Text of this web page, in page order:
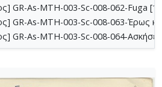
GR-As-MTH-003-Sc-008-062-Fuga
GR-As-MTH-003-Sc-008-063-Έρως
GR-As-MTH-003-Sc-008-064-
GR-As-MTH-003-Sc-008-065-Fuga
GR-As-MTH-003-Sc-008-067-Σχέδια